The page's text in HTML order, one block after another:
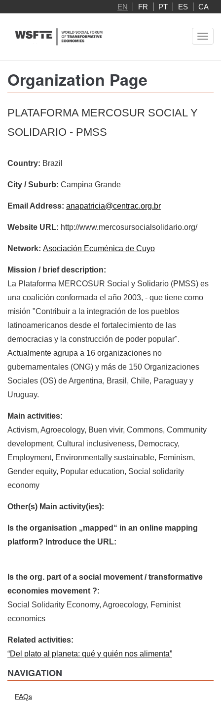
main
EN FR PT ES CA
Organization Page
PLATAFORMA MERCOSUR SOCIAL Y
SOLIDARIO - PMSS
Country: Brazil
City / Suburb: Campina Grande
Email Address: anapatricia@centrac.org.br
Website URL: http://www.mercosursocialsolidario.org/
Network: Asociación Ecuménica de Cuyo
Mission / brief description:
La Plataforma MERCOSUR Social y Solidario (PMSS) es
una coalición conformada el año 2003, - que tiene como
misión "Contribuir a la integración de los pueblos
latinoamericanos desde el fortalecimiento de las
democracias y la construcción de poder popular".
Actualmente agrupa a 16 organizaciones no
gubernamentales (ONG) y más de 150 Organizaciones
Sociales (OS) de Argentina, Brasil, Chile, Paraguay y
Uruguay.
Main activities:
Activism, Agroecology, Buen vivir, Commons, Community
development, Cultural inclusiveness, Democracy,
Employment, Environmentally sustainable, Feminism,
Gender equity, Popular education, Social solidarity
economy
Other(s) Main activity(ies):
Is the organisation „mapped“ in an online mapping
platform? Introduce the URL:
Is the org. part of a social movement / transformative
economies movement ?:
Social Solidarity Economy, Agroecology, Feminist
economics
Related activities:
“Del plato al planeta: qué y quién nos alimenta”
NAVIGATION
FAQs